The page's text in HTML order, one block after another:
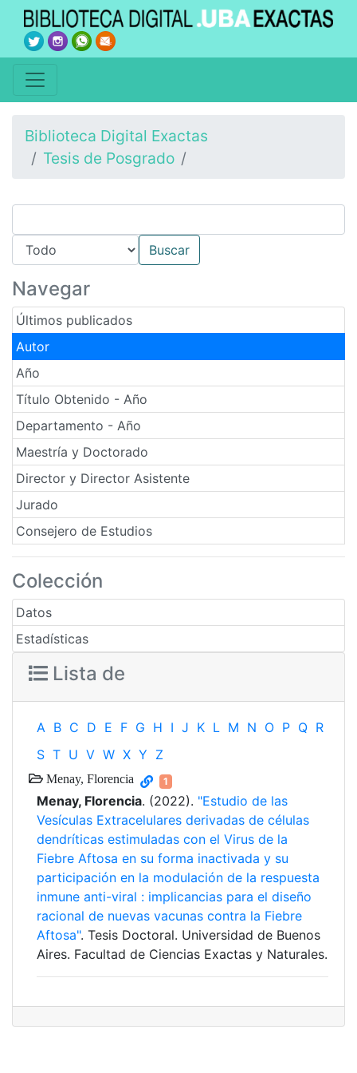
Biblioteca Digital Exactas
Tesis de Posgrado
Navegar
Últimos publicados
Autor
Año
Título Obtenido - Año
Departamento - Año
Maestría y Doctorado
Director y Director Asistente
Jurado
Consejero de Estudios
Colección
Datos
Estadísticas
Lista de
A B C D E F G H I J K L M N O P Q R
S T U V W X Y Z
Menay, Florencia 1
Menay, Florencia. (2022). "Estudio de las
Vesículas Extracelulares derivadas de células
dendríticas estimuladas con el Virus de la
Fiebre Aftosa en su forma inactivada y su
participación en la modulación de la respuesta
inmune anti-viral : implicancias para el diseño
racional de nuevas vacunas contra la Fiebre
Aftosa". Tesis Doctoral. Universidad de Buenos
Aires. Facultad de Ciencias Exactas y Naturales.